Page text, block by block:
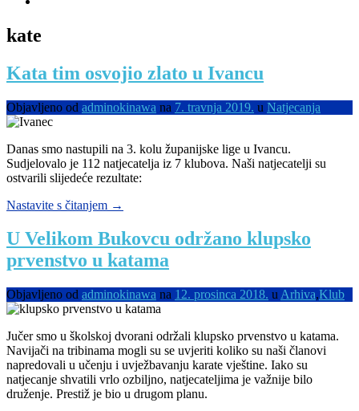
kate
Kata tim osvojio zlato u Ivancu
Objavljeno od adminokinawa na 7. travnja 2019. u Natjecanja
Danas smo nastupili na 3. kolu županijske lige u Ivancu.
Sudjelovalo je 112 natjecatelja iz 7 klubova. Naši natjecatelji su
ostvarili slijedeće rezultate:
Nastavite s čitanjem “Kata
osvojio
zlato
u
→
U Velikom Bukovcu održano klupsko
prvenstvo u katama
Objavljeno od adminokinawa na 12. prosinca 2018. u Arhiva,Klub
Jučer smo u školskoj dvorani održali klupsko prvenstvo u katama.
Navijači na tribinama mogli su se uvjeriti koliko su naši članovi
napredovali u učenju i uvježbavanju karate vještine. Iako su
natjecanje shvatili vrlo ozbiljno, natjecateljima je važnije bilo
druženje. Prestiž je bio u drugom planu.